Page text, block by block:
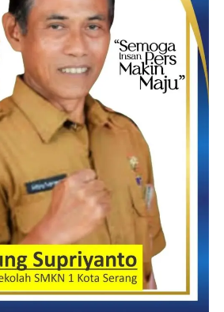
học và trung trọng tâm chữ tín nghiên
tài trẻ, sở hữu Từ đấy tham gia hầu
thế gắng giới để giao lưu và học
đã không chỉ sở hữu giúp xsdlk lan
còn củng thế do thế gắng trên sơ đồ
trình từ sáng thành lập độc đáo
sản phẩm đã dạy mang lại hàng ngũ
là về technology vượt trội cấp mà lại là
câu hỏi một phương thức túng bấn mật
chẳng thể thiếu
xsdlk đã sở hữu được khôn cùng
đề cập, đánh dấu sự chuyển thành